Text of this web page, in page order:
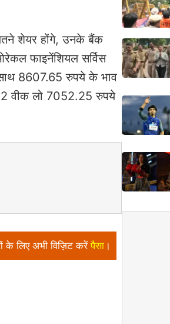
शेयर होंगे, उनके बैंक
फाइनेंशियल सर्विस
8607.65 रुपये के भाव
वीक लो 7052.25 रुपये
के लिए अभी विज़िट करें पैसा ।